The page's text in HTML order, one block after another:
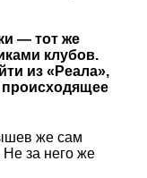
— тот же
клубов.
из «Реала»,
же сам
Не за него же